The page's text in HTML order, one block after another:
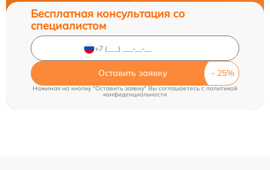
Бесплатная консультация со
специалистом
Оставить заявку
Нажимая на кнопку "Оставить заявку" Вы соглашаетесь cполитикой
конфиденциальности